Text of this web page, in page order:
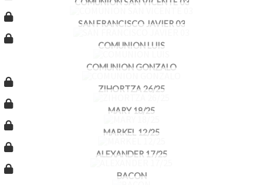
COMUNION SAN VICENTE 03
SAN FRANCISCO JAVIER 03
COMUNION LUIS
COMUNION GONZALO
ZIHORTZA 26/25
MARY 18/25
MARKEL 12/25
ALEXANDER 17/25
BACON